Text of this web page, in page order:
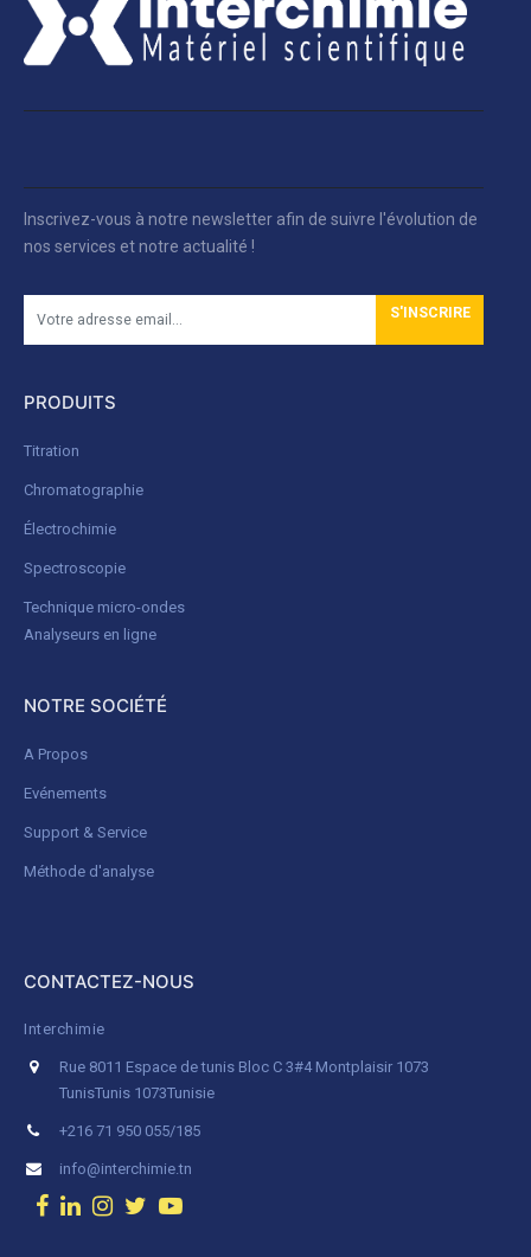
Inscrivez-vous à notre newsletter afin de suivre l'évolution de
nos services et notre actualité !
S'INSCRIRE
PRODUITS
Titration
Chromatographie
Électrochimie
Spectroscopie
Technique micro-ondes
Analyseurs en ligne
NOTRE SOCIÉTÉ
A Propos
Evénements
Support & Service
Méthode d'analyse
CONTACTEZ-NOUS
Interchimie
Rue 8011 Espace de tunis Bloc C 3#4 Montplaisir 1073
TunisTunis 1073Tunisie
+216 71 950 055/185
info@interchimie.tn